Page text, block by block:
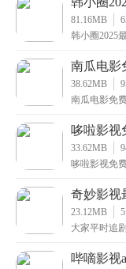
81.16MB
韩小圈2025
南瓜电影
38.62MB
南瓜电影免
电影
哆啦影视
33.62MB
哆啦影视免
奇妙影视
23.12MB
大家平时追
视最
哔嘀影视